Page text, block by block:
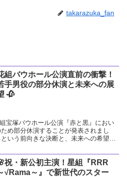
takarazuka_fan
組バウホール公演直前の衝撃！
手男役の部分休演と未来への展
🥀
宝塚バウホール公演『赤と黒』におい
め部分休演することが発表されまし
いう前向きな決断と、未来への希望に
祝・新公初主演！星組『RRR
√Rama～』で新世代のスター